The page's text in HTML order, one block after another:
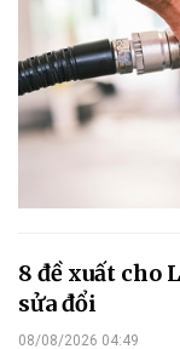
8 đề xuất cho
sửa đổi
08/08/2026 04:49